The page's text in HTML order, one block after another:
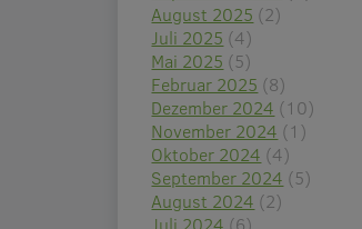
August 2025 (2)
Juli 2025 (4)
Mai 2025 (5)
Februar 2025 (8)
Dezember 2024 (10)
November 2024 (1)
Oktober 2024 (4)
September 2024 (5)
August 2024 (2)